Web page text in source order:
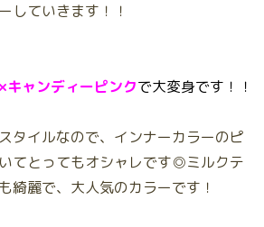
していきます！！
キャンディーピンクで大変身です！！
タイルなので、インナーカラーのピ
てとってもオシャレです◎ミルクテ
綺麗で、大人気のカラーです！